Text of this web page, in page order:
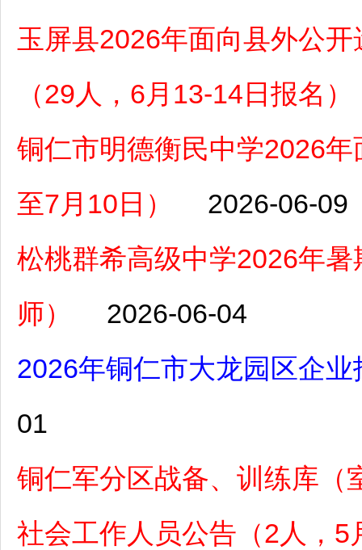
玉屏县2026年面向县外公
（29人，6月13-14日报名）
铜仁市明德衡民中学2026
至7月10日）
2026-06-09
松桃群希高级中学2026年
师）
2026-06-04
2026年铜仁市大龙园区企
01
铜仁军分区战备、训练库（
社会工作人员公告（2人，5